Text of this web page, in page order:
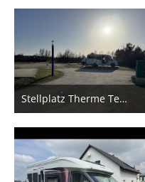
Stellplatz Therme Templin
9. März 2026
3